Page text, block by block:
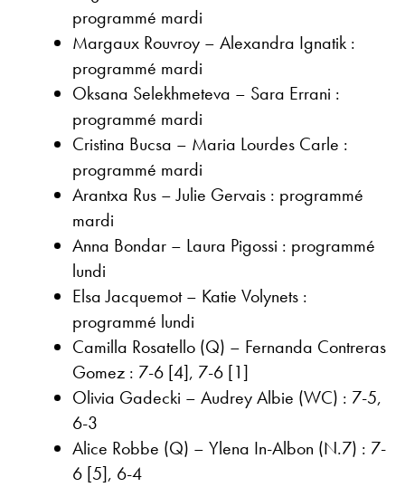
programmé mardi
Margaux Rouvroy – Alexandra Ignatik :
programmé mardi
Oksana Selekhmeteva – Sara Errani :
programmé mardi
Cristina Bucsa – Maria Lourdes Carle :
programmé mardi
Arantxa Rus – Julie Gervais : programmé
mardi
Anna Bondar – Laura Pigossi : programmé
lundi
Elsa Jacquemot – Katie Volynets :
programmé lundi
Camilla Rosatello (Q) – Fernanda Contreras
Gomez : 7-6 [4], 7-6 [1]
Olivia Gadecki – Audrey Albie (WC) : 7-5,
6-3
Alice Robbe (Q) – Ylena In-Albon (N.7) : 7-
6 [5], 6-4